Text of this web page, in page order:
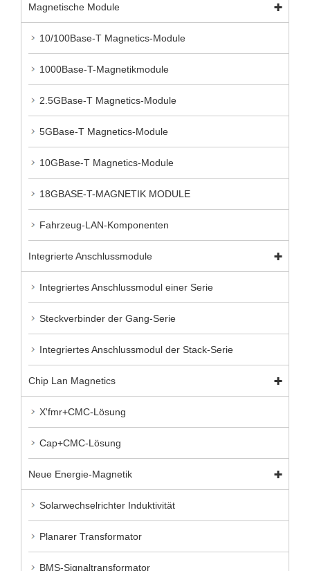
Magnetische Module
10/100Base-T Magnetics-Module
1000Base-T-Magnetikmodule
2.5GBase-T Magnetics-Module
5GBase-T Magnetics-Module
10GBase-T Magnetics-Module
18GBASE-T-MAGNETIK MODULE
Fahrzeug-LAN-Komponenten
Integrierte Anschlussmodule
Integriertes Anschlussmodul einer Serie
Steckverbinder der Gang-Serie
Integriertes Anschlussmodul der Stack-Serie
Chip Lan Magnetics
X'fmr+CMC-Lösung
Cap+CMC-Lösung
Neue Energie-Magnetik
Solarwechselrichter Induktivität
Planarer Transformator
BMS-Signaltransformator